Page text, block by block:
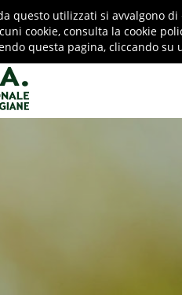
info@anifa-artigiani.it
questo utilizzati si avvalgono
cookie, consulta la cookie
questa pagina, cliccando